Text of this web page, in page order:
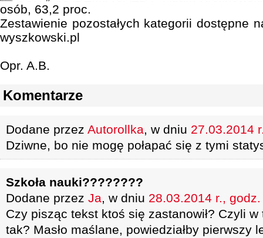
osób, 63,2 proc.
Zestawienie pozostałych kategorii dostępne
wyszkowski.pl
Opr. A.B.
Komentarze
Dodane przez Autorollka, w dniu 27.03.2014
Dziwne, bo nie mogę połapać się z tymi
Szkoła nauki????????
Dodane przez Ja, w dniu 28.03.2014 r.,
Czy pisząc tekst ktoś się zastanowił? Czyli
tak? Masło maślane, powiedziałby pierwszy